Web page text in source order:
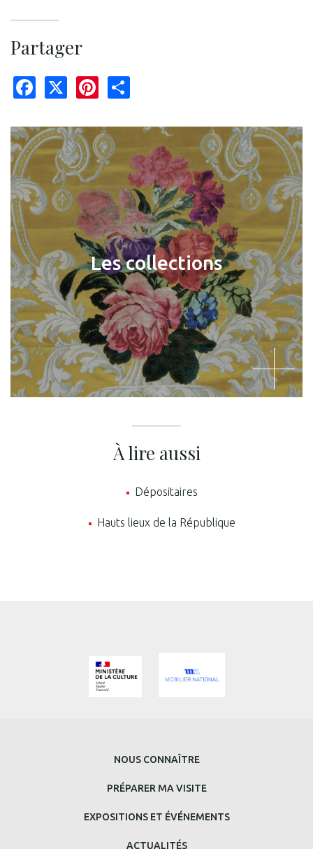
Partager
Facebook Pinterest
Les collections
À lire aussi
Dépositaires
Hauts lieux de la République
PRINCIPAL
NOUS CONNAÎTRE
PRÉPARER MA VISITE
EXPOSITIONS ET ÉVÉNEMENTS
ACTUALITÉS